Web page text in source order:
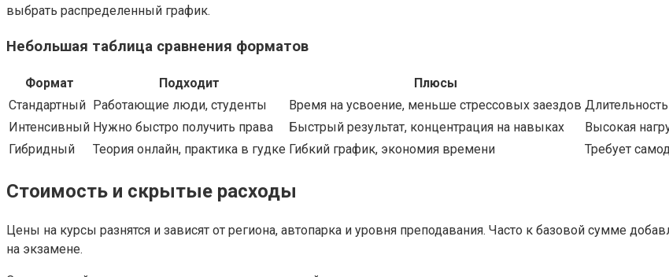
выбрать распределенный график.
Небольшая таблица сравнения форматов
Формат Подходит Плюсы
Стандартный
Работающие люди, студенты Время на усвоение, меньше стрессовых заездов
Интенсивный Нужно быстро получить права Быстрый результат, концентрация на навыках
Высокая
Гибридный
Теория онлайн, практика в гудке Гибкий график, экономия времени Требует
Стоимость и скрытые расходы
Цены на курсы разнятся и зависят от региона, автопарка и уровня преподавания. Часто к базовой сумме
на экзамене.